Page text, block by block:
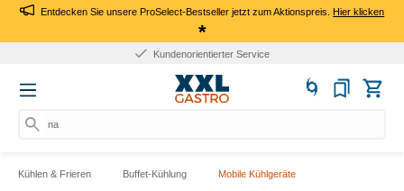
Entdecken Sie unsere ProSelect-Bestseller jetzt zum Aktionspreis.Hier klicken
*
Kundenorientierter Service
nach
Kühlen & Frieren Buffet-Kühlung Mobile Kühlgeräte